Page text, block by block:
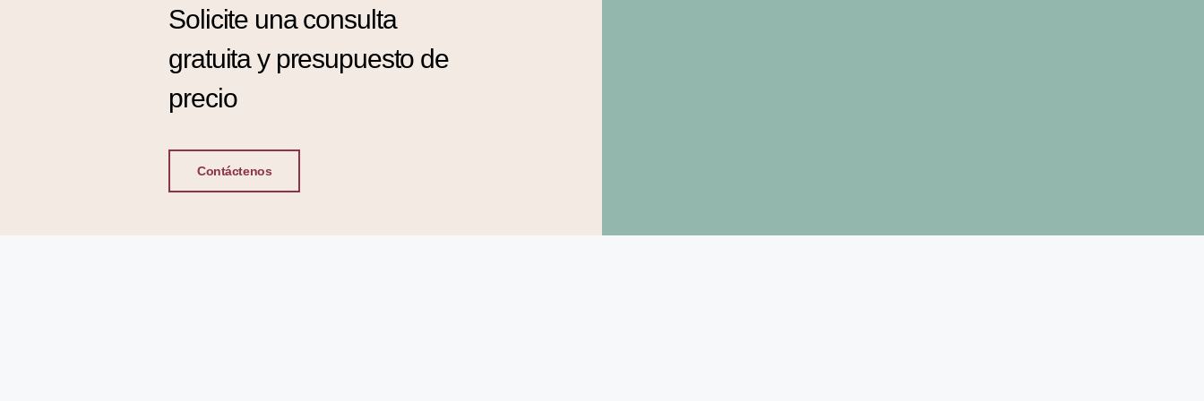
Solicite una consulta
gratuita y presupuesto de
precio
Contáctenos